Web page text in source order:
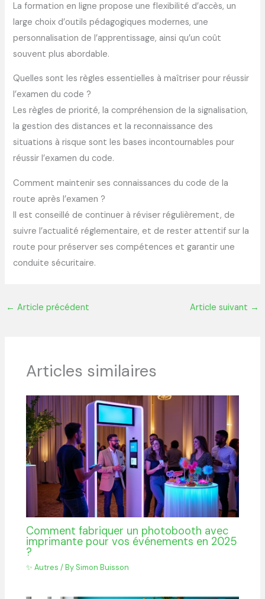
La formation en ligne propose une flexibilité d’accès, un
large choix d’outils pédagogiques modernes, une
personnalisation de l’apprentissage, ainsi qu’un coût
souvent plus abordable.
Quelles sont les règles essentielles à maîtriser pour réussir
l’examen du code ?
Les règles de priorité, la compréhension de la signalisation,
la gestion des distances et la reconnaissance des
situations à risque sont les bases incontournables pour
réussir l’examen du code.
Comment maintenir ses connaissances du code de la
route après l’examen ?
Il est conseillé de continuer à réviser régulièrement, de
suivre l’actualité réglementaire, et de rester attentif sur la
route pour préserver ses compétences et garantir une
conduite sécuritaire.
← Article précédent Article suivant →
Articles similaires
Comment fabriquer un photobooth avec
imprimante pour vos événements en 2025
?
✨ Autres / By Simon Buisson